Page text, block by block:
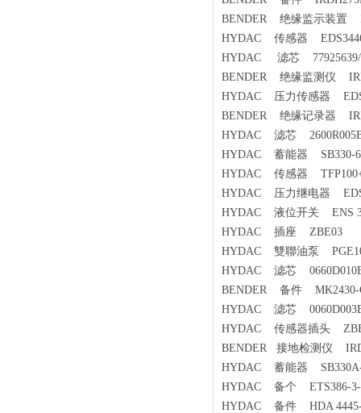
BENDER 绝缘监示装置
HYDAC 传感器
HYDAC 滤芯 77925639/
BENDER 绝缘监测仪
HYDAC 压力传感器
BENDER 绝缘记录器
HYDAC 滤芯
HYDAC 蓄能器 SB330-
HYDAC 传感器
HYDAC 压力继电器
HYDAC 液位开关 ENS
HYDAC 插座 ZBE03
HYDAC 雙聯油泵
HYDAC 滤芯
BENDER 备件 MK2430-
HYDAC 滤芯
HYDAC 传感器插头
BENDER 接地检测仪
HYDAC 蓄能器 SB330A-
HYDAC 备个 ETS386-3-
HYDAC 备件 HDA 4445-